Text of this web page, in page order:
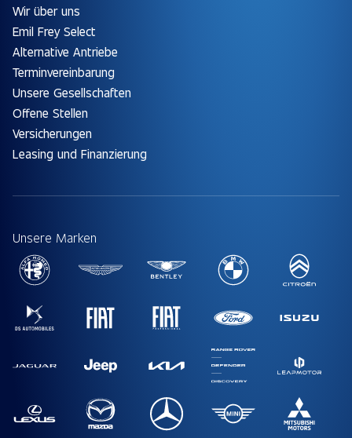
Wir über uns
Emil Frey Select
Alternative Antriebe
Terminvereinbarung
Unsere Gesellschaften
Offene Stellen
Versicherungen
Leasing und Finanzierung
Unsere Marken